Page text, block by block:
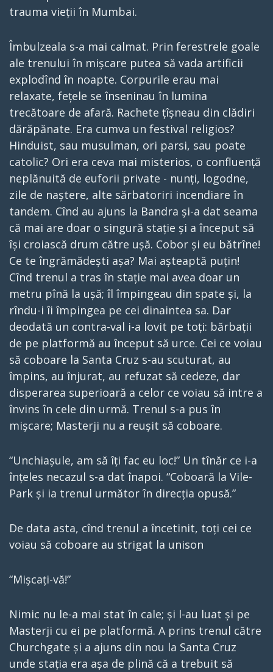
trauma vieții în Mumbai.
Îmbulzeala s-a mai calmat. Prin ferestrele goale
ale trenului în mișcare putea să vada artificii
explodînd în noapte. Corpurile erau mai
relaxate, fețele se înseninau în lumina
trecătoare de afară. Rachete țîșneau din clădiri
dărăpănate. Era cumva un festival religios?
Hinduist, sau musulman, ori parsi, sau poate
catolic? Ori era ceva mai misterios, o confluență
neplănuită de euforii private - nunți, logodne,
zile de naștere, alte sărbatoriri incendiare în
tandem. Cînd au ajuns la Bandra și-a dat seama
că mai are doar o singură stație și a început să
își croiască drum către ușă. Cobor și eu bătrîne!
Ce te îngrămădești așa? Mai așteaptă puțin!
Cînd trenul a tras în stație mai avea doar un
metru pînă la ușă; îl împingeau din spate și, la
rîndu-i îi împingea pe cei dinaintea sa. Dar
deodată un contra-val i-a lovit pe toți: bărbații
de pe platformă au început să urce. Cei ce voiau
să coboare la Santa Cruz s-au scuturat, au
împins, au înjurat, au refuzat să cedeze, dar
disperarea superioară a celor ce voiau să intre a
învins în cele din urmă. Trenul s-a pus în
mișcare; Masterji nu a reușit să coboare.
“Unchiașule, am să îți fac eu loc!” Un tînăr ce i-a
înțeles necazul s-a dat înapoi. “Coboară la Vile-
Park și ia trenul următor în direcția opusă.”
De data asta, cînd trenul a încetinit, toți cei ce
voiau să coboare au strigat la unison
“Mișcați-vă!”
Nimic nu le-a mai stat în cale; și l-au luat și pe
Masterji cu ei pe platformă. A prins trenul către
Churchgate și a ajuns din nou la Santa Cruz
unde stația era așa de plină că a trebuit să